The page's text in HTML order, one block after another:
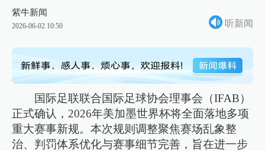
紫牛新闻
2026-06-02 10:50 听新闻
国际足联联合国际足球协会理事会（IFAB）
正式确认，2026年美加墨世界杯将全面落地多项
重大赛事新规。本次规则调整聚焦赛场乱象整
治、判罚体系优化与赛事细节完善，旨在进一步